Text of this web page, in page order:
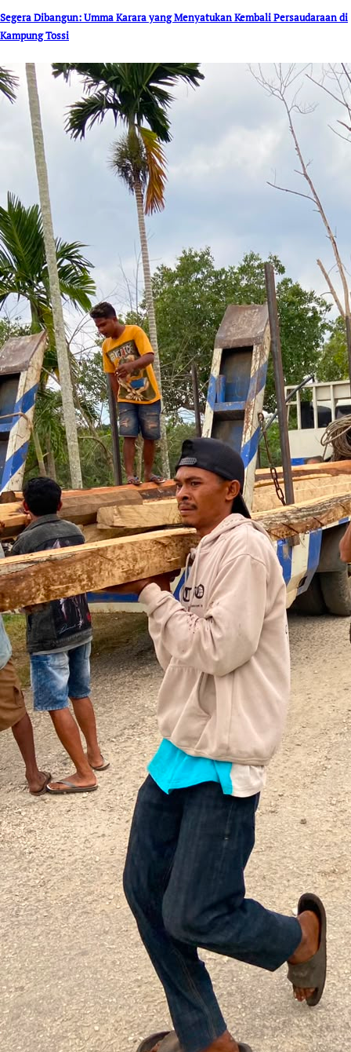
Segera Dibangun: Umma Karara yang Menyatukan Kembali Persaudaraan di
Kampung Tossi